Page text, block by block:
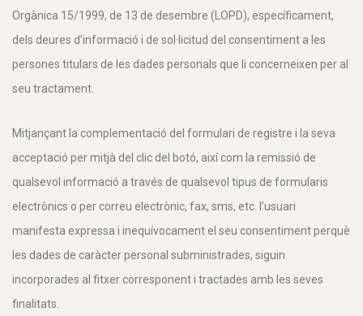
Orgànica 15/1999, de 13 de desembre (LOPD), específicament,
dels deures d’informació i de sol·licitud del consentiment a les
persones titulars de les dades personals que li concerneixen per al
seu tractament.
Mitjançant la complementació del formulari de registre i la seva
acceptació per mitjà del clic del botó, així com la remissió de
qualsevol informació a través de qualsevol tipus de formularis
electrònics o per correu electrònic, fax, sms, etc. l’usuari
manifesta expressa i inequívocament el seu consentiment perquè
les dades de caràcter personal subministrades, siguin
incorporades al fitxer corresponent i tractades amb les seves
finalitats.